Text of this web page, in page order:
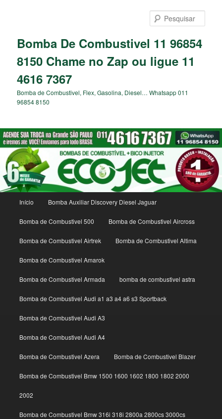
principalBomba De Combustivel 11 96854
8150 Chame no Zap ou ligue 11
4616 7367
Bomba de Combustivel, Flex, Gasolina, Diesel… Whatsapp 011
96854 8150
principal
Início Bomba Auxiliar Discovery Diesel Jaguar
Bomba de Combustivel 500 Bomba de Combustivel Aircross
Bomba de Combustivel Airtrek Bomba de Combustivel Altima
Bomba de Combustivel Amarok
Bomba de Combustivel Armada bomba de combustivel astra
Bomba de Combustivel Audi a1 a3 a4 a6 s3 Sportback
Bomba de Combustivel Audi A3
Bomba de Combustivel Audi A4
Bomba de Combustivel Azera Bomba de Combustivel Blazer
Bomba de Combustivel Bmw 1500 1600 1602 1800 1802 2000
2002
Bomba de Combustivel Bmw 316i 318i 2800a 2800cs 3000cs